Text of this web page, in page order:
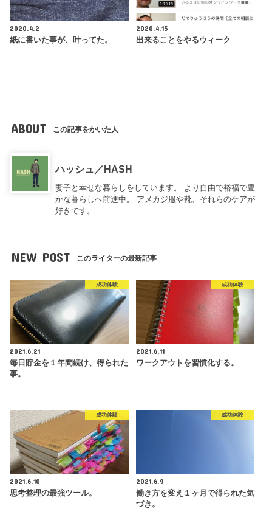
2020.4.2
紙に書いた事が、叶ってた。
2020.4.15
出来ることをやるウィーク
ABOUT この記事をかいた人
ハッシュ／HASH
妻子と幸せな暮らしをしています。 より自由で裕福で豊
かな暮らしへ前進中。 アメカジ服や靴、それらのケアが
好きです。
NEW POST このライターの最新記事
成功体験
2021.6.21
毎日貯金を１年間続け、得られた
事。
成功体験
2021.6.11
ワークアウトを習慣化する。
成功体験
2021.6.10
思考整理の最強ツール。
成功体験
2021.6.9
働き方を変え１ヶ月で得られた気
づき。